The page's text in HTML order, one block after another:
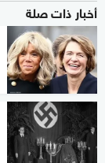
أخبار ذات صلة